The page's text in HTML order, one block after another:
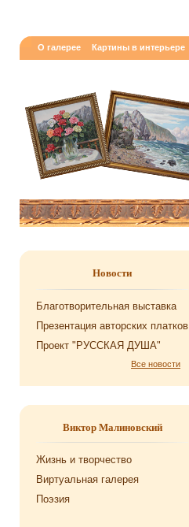
О галерее Картины в интерьере
Новости
Благотворительная выставка
Презентация авторских платков
Проект "РУССКАЯ ДУША"
Все новости
Виктор Малиновский
Жизнь и творчество
Виртуальная галерея
Поэзия